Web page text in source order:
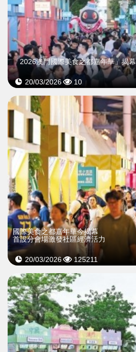
「2026澳門國際美食之都嘉年華」揭幕
20/03/2026 10
>
國際美食之都嘉年華今揭幕
首設分會場激發社區經濟活力
20/03/2026 125211